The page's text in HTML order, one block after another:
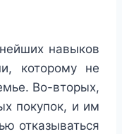
навыков
которому не
Во-вторых,
покупок, и им
отказываться